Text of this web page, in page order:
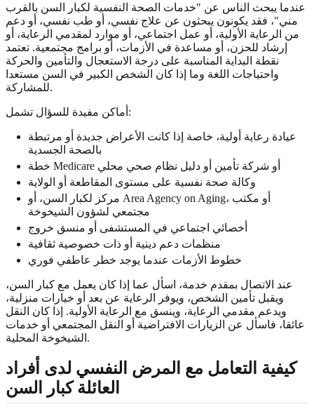
عندما يبحث الناس عن "خدمات الصحة النفسية لكبار السن بالقرب
مني"، فقد يكونون يبحثون عن علاج نفسي، أو طب نفسي، أو دعم
من الرعاية الأولية، أو عمل اجتماعي، أو موارد لمقدمي الرعاية، أو
إرشاد للحزن، أو مساعدة في الأزمات، أو برامج مجتمعية. تعتمد
نقطة البداية المناسبة على درجة الاستعجال والتأمين والحركة
واحتياجات اللغة وما إذا كان الشخص الكبير في السن مستعدا
للمشاركة.
أماكن مفيدة للسؤال تشمل:
عيادة رعاية أولية، خاصة إذا كانت الأعراض جديدة أو مرتبطة
بالصحة الجسدية
خطة Medicare أو شركة تأمين أو دليل نظام صحي محلي
وكالة صحة نفسية على مستوى المقاطعة أو الولاية
مركز لكبار السن، أو Area Agency on Aging، أو مكتب
مجتمعي لشؤون الشيخوخة
أخصائي اجتماعي في المستشفى أو منسق خروج
منظمات دعم دينية أو ذات خصوصية ثقافية
خطوط الأزمات عندما يوجد خطر عاطفي فوري
عند الاتصال بمقدم خدمة، اسأل عما إذا كان يعمل مع كبار السن،
ويقبل تأمين الشخص، ويوفر الرعاية عن بعد أو خيارات منزلية،
ويدعم مقدمي الرعاية، وينسق مع الرعاية الأولية. إذا كان النقل
عائقا، فاسأل عن الزيارات الافتراضية أو النقل المجتمعي أو خدمات
الشيخوخة المحلية.
كيفية التعامل مع المرض النفسي لدى أفراد
العائلة كبار السن